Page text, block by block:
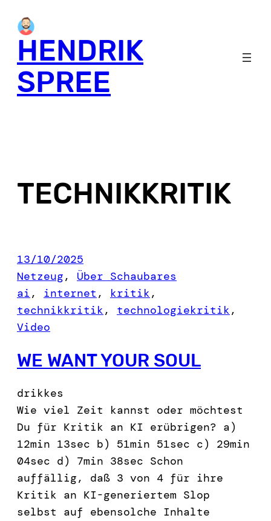
content
HENDRIK
SPREE
TECHNIKKRITIK
13/10/2025
Netzeug, Über Schaubares
ai , internet , kritik
technikkritik, technologiekritik
Video
WE WANT YOUR SOUL
drikkes
Wie viel Zeit kannst oder möchtest
Du für Kritik an KI erübrigen? a)
12min 13sec b) 51min 51sec c) 29min
04sec d) 7min 38sec Schon
auffällig, daß 3 von 4 für ihre
Kritik an KI-generiertem Slop
selbst auf ebensolche Inhalte